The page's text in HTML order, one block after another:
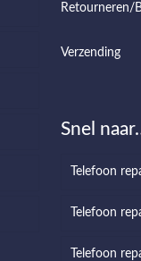
Retourneren/
Verzending
Snel
Telefoon
Telefoon
Telefoon